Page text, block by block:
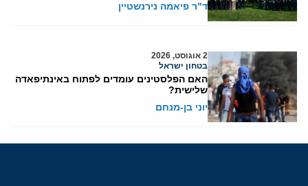
ד"ר פיאמה נירנשטיין
2 אוגוסט, 2026
בטחון ישראל
האם הפלסטינים עומדים לפתוח באינתיפאדה
שלישית?
יוני בן-מנחם